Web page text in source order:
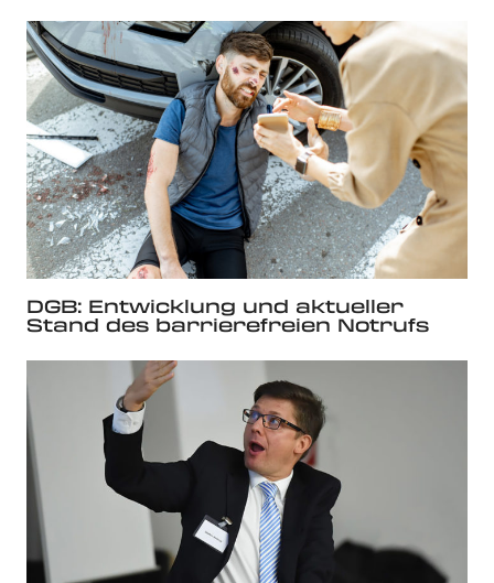
DGB: Entwicklung und aktueller
Stand des barrierefreien Notrufs